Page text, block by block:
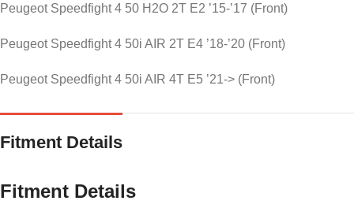
Peugeot Speedfight 4 50 H2O 2T E2 ’15-’17 (Front)
Peugeot Speedfight 4 50i AIR 2T E4 ’18-’20 (Front)
Peugeot Speedfight 4 50i AIR 4T E5 ’21-> (Front)
Fitment Details
Fitment Details